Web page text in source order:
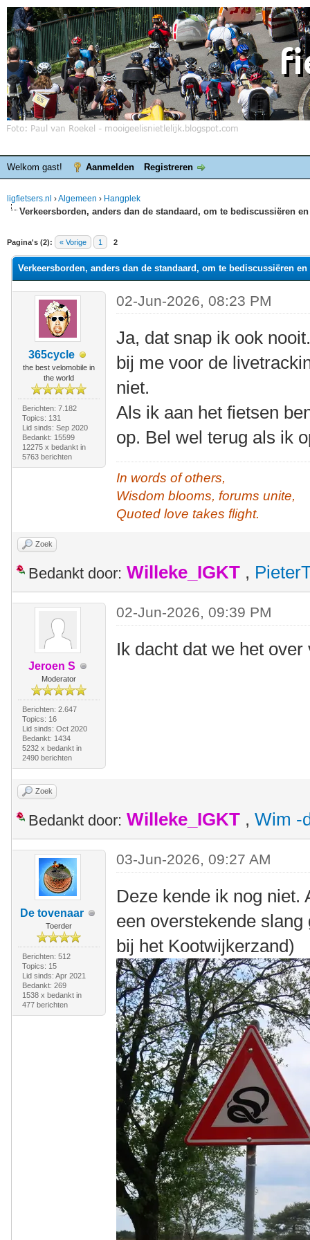
Welkom gast! Aanmelden Registreren
ligfietsers.nl ›Algemeen › Hangplek
Verkeersborden, anders dan de standaard, om te bediscussiëren
Pagina's (2): « Vorige 1 2
waardering is 0
Verkeersborden, anders dan de standaard, om te bediscussiëren en
365cycle
the best velomobile in
the world
Berichten: 7.182
Topics: 131
Lid sinds: Sep 2020
Bedankt: 15599
12275 x bedankt in
5763 berichten
02-Jun-2026, 08:23 PM
Ja, dat snap ik ook
bij me voor de
niet.
Als ik aan het fietsen
op. Bel wel terug als ik
In words of others,
Wisdom blooms, forums unite,
Quoted love takes flight.
Zoek
Bedankt door: Willeke_IGKT ,
Jeroen S
Moderator
Berichten: 2.647
Topics: 16
Lid sinds: Oct 2020
Bedankt: 1434
5232 x bedankt in
2490 berichten
02-Jun-2026, 09:39 PM
Ik dacht dat we het
Zoek
Bedankt door: Willeke_IGKT , Wim -
De tovenaar
Toerder
Berichten: 512
Topics: 15
Lid sinds: Apr 2021
Bedankt: 269
1538 x bedankt in
477 berichten
03-Jun-2026, 09:27 AM
Deze kende ik nog niet.
een overstekende
bij het Kootwijkerzand)